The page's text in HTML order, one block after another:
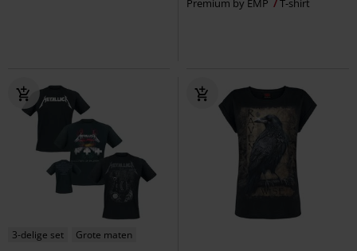
3-delige set Grote maten